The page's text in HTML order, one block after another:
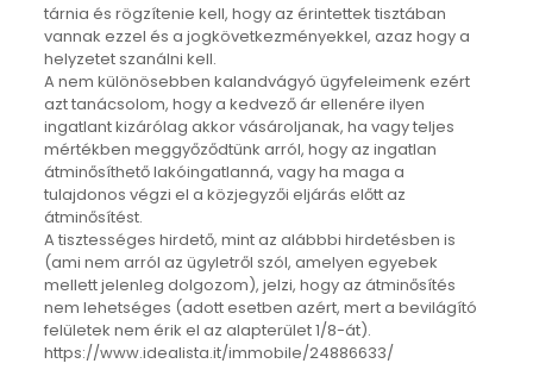
tárnia és rögzítenie kell, hogy az érintettek tisztában
vannak ezzel és a jogkövetkezményekkel, azaz hogy a
helyzetet szanálni kell.
A nem különösebben kalandvágyó ügyfeleimenk ezért
azt tanácsolom, hogy a kedvező ár ellenére ilyen
ingatlant kizárólag akkor vásároljanak, ha vagy teljes
mértékben meggyőződtünk arról, hogy az ingatlan
átminősíthető lakóingatlanná, vagy ha maga a
tulajdonos végzi el a közjegyzői eljárás előtt az
átminősítést.
A tisztességes hirdető, mint az alábbbi hirdetésben is
(ami nem arról az ügyletről szól, amelyen egyebek
mellett jelenleg dolgozom), jelzi, hogy az átminősítés
nem lehetséges (adott esetben azért, mert a bevilágító
felületek nem érik el az alapterület 1/8-át).
https://www.idealista.it/immobile/24886633/